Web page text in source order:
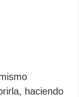
haciendo